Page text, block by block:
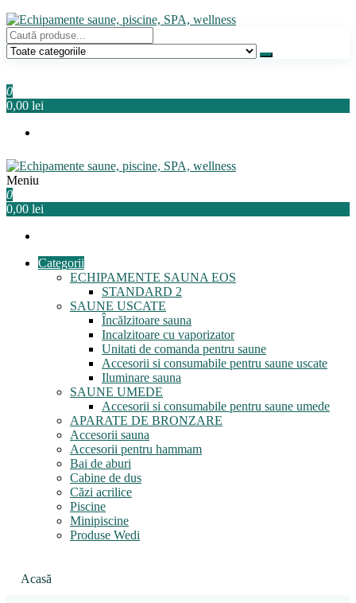
Sari
la
conținut
Echipamente saune, piscine, SPA, wellness
Relaxeaza-te!
0
0,00 lei
Echipamente saune, piscine, SPA, wellness
Relaxeaza-te!
Meniu
0
0,00 lei
Categorii
ECHIPAMENTE SAUNA EOS
STANDARD 2
SAUNE USCATE
Încălzitoare sauna
Incalzitoare cu vaporizator
Unitati de comanda pentru saune
Accesorii si consumabile pentru saune uscate
Iluminare sauna
SAUNE UMEDE
Accesorii si consumabile pentru saune umede
APARATE DE BRONZARE
Accesorii sauna
Accesorii pentru hammam
Bai de aburi
Cabine de dus
Căzi acrilice
Piscine
Minipiscine
Produse Wedi
Acasă